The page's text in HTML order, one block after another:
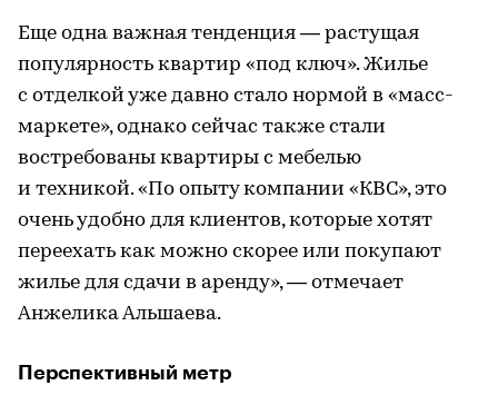
Еще одна важная тенденция — растущая
популярность квартир «под ключ». Жилье
с отделкой уже давно стало нормой в «масс-
маркете», однако сейчас также стали
востребованы квартиры с мебелью
и техникой. «По опыту компании «КВС», это
очень удобно для клиентов, которые хотят
переехать как можно скорее или покупают
жилье для сдачи в аренду», — отмечает
Анжелика Альшаева.
Перспективный метр